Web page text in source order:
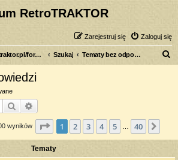
RetroTRAKTOR
Zaloguj się
Zarejestruj się
retrotraktor.pl/forum Szukaj Tematy bez odpowiedzi
Szukaj
wyników Strona z40
1 2 3 4 5 40
Tematy